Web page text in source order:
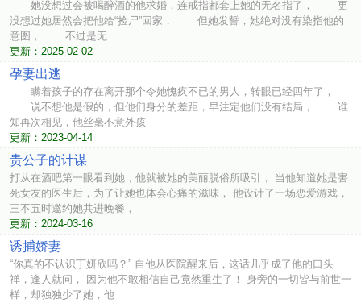
她没想过会被喝醉酒的他求婚，连戒指都套上她的无名指了， 更
没想过她居然会把他给“捡尸”回家， 但她发誓，她绝对没有染指他的
意图， 不过是无
更新：2025-02-02
孕妻出逃
瞒着孩子的存在离开那个令她愧疚不已的男人，转眼已经四年了，
说不想他是假的，但他们身分的差距，早注定他们没有结局， 谁
知再次相见，他丝毫不意外孩
更新：2023-04-14
贵公子的计谋
打从在酒吧第一眼看到她，他就被她的美丽脱俗所吸引， 当他知道她是害
死女友的医生后，为了让她也体会心痛的滋味， 他设计了一场恋爱游戏，
三不五时邀约她共进晚餐，
更新：2024-03-16
诱捕娇妻
“你真的不认识丁妍欣吗？” 自他从医院醒来后，这话几乎成了他的口头
禅，逢人就问， 因为他不敢相信自己竟然重生了！ 身旁的一切皆与前世一
样，却独独少了她，他